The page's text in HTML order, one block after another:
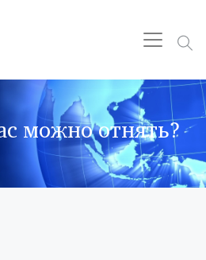
можно отнять?